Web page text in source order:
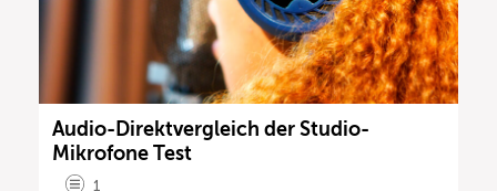
Audio-Direktvergleich der Studio-
Mikrofone Test
1